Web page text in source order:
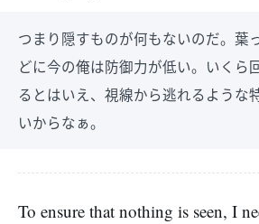
つまり隠すものが何もないのだ。葉
どに今の俺は防御力が低い。いくら
るとはいえ、視線から逃れるような
いからなぁ。
To ensure that nothing is seen, I